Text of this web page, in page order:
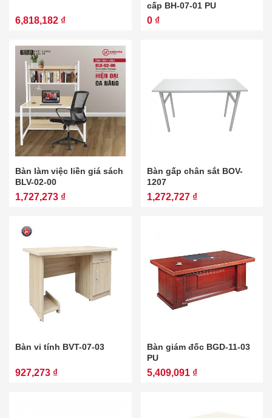
6,818,182 ₫
cấp BH-07-01 PU
0 ₫
Bàn làm việc liền giá sách
BLV-02-00
1,727,273 ₫
Bàn gấp chân sắt BOV-
1207
1,272,727 ₫
Bàn vi tính BVT-07-03
927,273 ₫
Bàn giám đốc BGD-11-03
PU
5,409,091 ₫